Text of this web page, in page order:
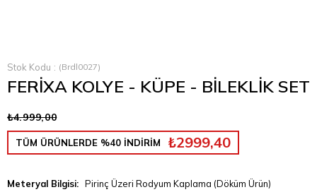
Stok Kodu (Brdl0027)
FERİXA KOLYE - KÜPE - BİLEKLİK SET
₺4.999,00
TÜM ÜRÜNLERDE %40 İNDİRİM ₺2999,40
Meteryal Bilgisi: Pirinç Üzeri Rodyum Kaplama (Döküm Ürün)